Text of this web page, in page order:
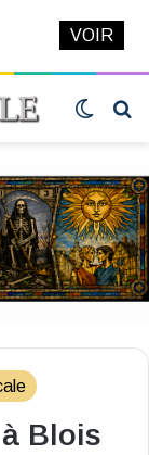
Switch
Blois
VOIR